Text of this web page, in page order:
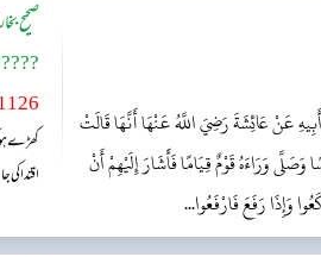
عَنْ عَائِشَةَ رَضِيَ اللَّهُ عَنْهَا أَنَّهَا قَالَتْ
وَرَاءَهُ قَوْمٌ قِيَامًا فَأَشَارَ إِلَيْهِمْ أَنْ
وَإِذَا رَفَعَ فَارْفَعُوا...
صحیح
کھڑے
اقتدا